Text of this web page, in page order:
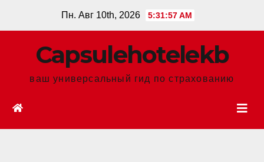
Пн. Авг 10th, 2026 5:31:58 AM
Сapsulehotelekb
ваш универсальный гид по страхованию